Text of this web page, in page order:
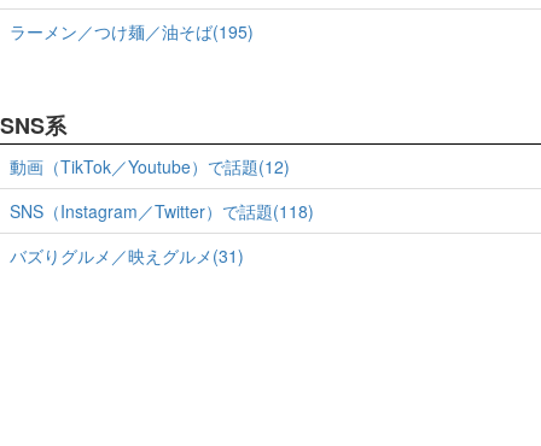
ラーメン／つけ麺／油そば(195)
SNS系
動画（TikTok／Youtube）で話題(12)
SNS（Instagram／Twitter）で話題(118)
バズりグルメ／映えグルメ(31)